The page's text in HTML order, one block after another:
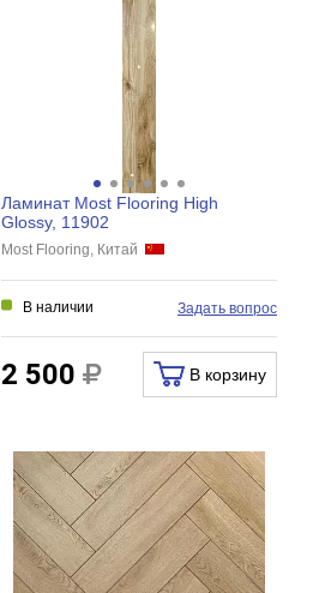
Ламинат Most Flooring High
Glossy, 11902
Most Flooring, Китай
В наличии Задать вопрос
2 500 В корзину